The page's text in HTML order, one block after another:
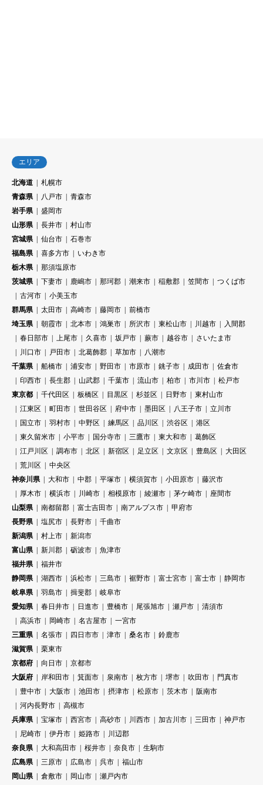
エリア
北海道
札幌市
青森県
八戸市
青森市
岩手県
盛岡市
山形県
長井市
村山市
宮城県
仙台市
石巻市
福島県
喜多方市
いわき市
栃木県
那須塩原市
茨城県
下妻市 鹿嶋市 那珂郡 潮来市 稲敷郡 笠間市
つくば市
古河市
小美玉市
群馬県
太田市 高崎市 藤岡市
前橋市
埼玉県
朝霞市 北本市 鴻巣市 所沢市 東松山市 川越市
入間郡
春日部市
上尾市 久喜市 坂戸市 蕨市 越谷市
さいたま市
川口市
戸田市 北葛飾郡 草加市
八潮市
千葉県
船橋市 浦安市 野田市 市原市 銚子市 成田市
佐倉市
印西市
長生郡 山武郡 千葉市 流山市 柏市 市川市
松戸市
東京都
千代田区 板橋区 目黒区 杉並区 日野市
東村山市
江東区
町田市 世田谷区 府中市 墨田区 八王子市
立川市
国立市
羽村市 中野区 練馬区 品川区 渋谷区
港区
東久留米市
小平市 国分寺市 三鷹市 東大和市
葛飾区
江戸川区
調布市 北区 新宿区 足立区 文京区 豊島区
大田区
荒川区
中央区
神奈川県
大和市 中郡 平塚市 横須賀市 小田原市
藤沢市
厚木市
横浜市 川崎市 相模原市 綾瀬市 茅ケ崎市
座間市
山梨県
南都留郡 富士吉田市 南アルプス市
甲府市
長野県
塩尻市 長野市
千曲市
新潟県
村上市
新潟市
富山県
新川郡 砺波市
魚津市
福井県
福井市
静岡県
湖西市 浜松市 三島市 裾野市 富士宮市 富士市
静岡市
岐阜県
羽島市 揖斐郡
岐阜市
愛知県
春日井市 日進市 豊橋市 尾張旭市 瀬戸市
清須市
高浜市
岡崎市 名古屋市
一宮市
三重県
名張市 四日市市 津市 桑名市
鈴鹿市
滋賀県
栗東市
京都府
向日市
京都市
大阪府
岸和田市 箕面市 泉南市 枚方市 堺市 吹田市
門真市
豊中市
大阪市 池田市 摂津市 松原市 茨木市
阪南市
河内長野市
高槻市
兵庫県
宝塚市 西宮市 高砂市 川西市 加古川市 三田市
神戸市
尼崎市
伊丹市 姫路市
川辺郡
奈良県
大和高田市 桜井市 奈良市
生駒市
広島県
三原市 広島市 呉市
福山市
岡山県
倉敷市 岡山市
瀬戸内市